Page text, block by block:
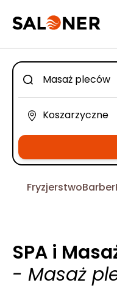
FryzjerstwoBarber
SPA i
- Masaż